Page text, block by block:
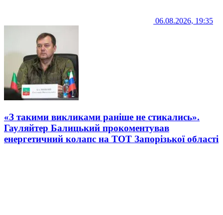
06.08.2026, 19:35
«З такими викликами раніше не стикались».
Гауляйтер Балицький прокоментував
енергетичний колапс на ТОТ Запорізької області